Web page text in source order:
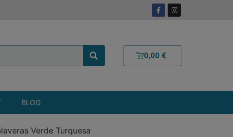
0,00 €
BLOG
Verde Turquesa